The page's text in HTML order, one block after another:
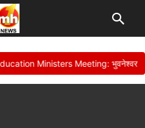
Ministers Meeting: भुवनेश्वर में शिक्षा